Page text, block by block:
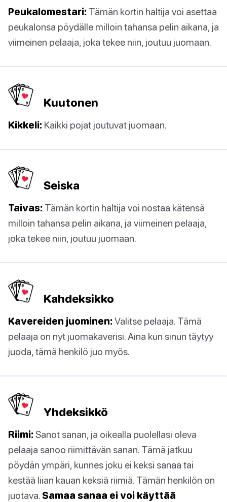
Peukalomestari: Tämän kortin haltija voi asettaa
peukalonsa pöydälle milloin tahansa pelin aikana, ja
viimeinen pelaaja, joka tekee niin, joutuu juomaan.
Kuutonen
Kikkeli: Kaikki pojat joutuvat juomaan.
Seiska
Taivas: Tämän kortin haltija voi nostaa kätensä
milloin tahansa pelin aikana, ja viimeinen pelaaja,
joka tekee niin, joutuu juomaan.
Kahdeksikko
Kavereiden juominen: Valitse pelaaja. Tämä
pelaaja on nyt juomakaverisi. Aina kun sinun täytyy
juoda, tämä henkilö juo myös.
Yhdeksikkö
Riimi: Sanot sanan, ja oikealla puolellasi oleva
pelaaja sanoo riimittävän sanan. Tämä jatkuu
pöydän ympäri, kunnes joku ei keksi sanaa tai
kestää liian kauan keksiä riimiä. Tämän henkilön on
juotava. Samaa sanaa ei voi käyttää